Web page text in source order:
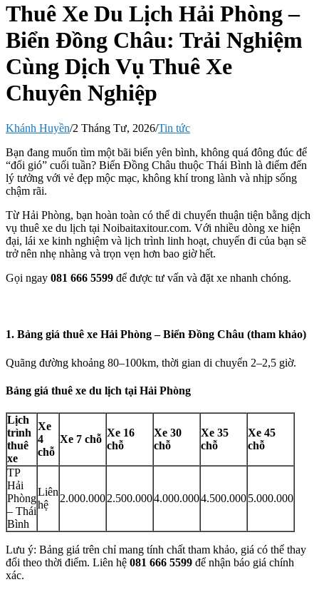
Thuê Xe Du Lịch Hải Phòng –
Biển Đồng Châu: Trải Nghiệm
Cùng Dịch Vụ Thuê Xe
Chuyên Nghiệp
Khánh Huyền/2 Tháng Tư, 2026/Tin tức
Bạn đang muốn tìm một bãi biển yên bình, không quá đông đúc để
“đổi gió” cuối tuần? Biển Đồng Châu thuộc Thái Bình là điểm đến
lý tưởng với vẻ đẹp mộc mạc, không khí trong lành và nhịp sống
chậm rãi.
Từ Hải Phòng, bạn hoàn toàn có thể di chuyển thuận tiện bằng dịch
vụ thuê xe du lịch tại Noibaitaxitour.com. Với nhiều dòng xe hiện
đại, lái xe kinh nghiệm và lịch trình linh hoạt, chuyến đi của bạn sẽ
trở nên nhẹ nhàng và trọn vẹn hơn bao giờ hết.
Gọi ngay 081 666 5599 để được tư vấn và đặt xe nhanh chóng.
1. Bảng giá thuê xe Hải Phòng – Biển Đồng Châu (tham khảo)
Quãng đường khoảng 80–100km, thời gian di chuyển 2–2,5 giờ.
Bảng giá thuê xe du lịch tại Hải Phòng
Lịch
trình
thuê
xe
Xe
4
chỗ
Xe 7 chỗ
Xe 16
chỗ
Xe 30
chỗ
Xe 35
chỗ
Xe 45
chỗ
TP
Hải
Phòng
– Thái
Bình
Liên
hệ
2.000.0002.500.0004.000.0004.500.0005.000.000
Lưu ý: Bảng giá trên chỉ mang tính chất tham khảo, giá có thể thay
đổi theo thời điểm. Liên hệ 081 666 5599 để nhận báo giá chính
xác.